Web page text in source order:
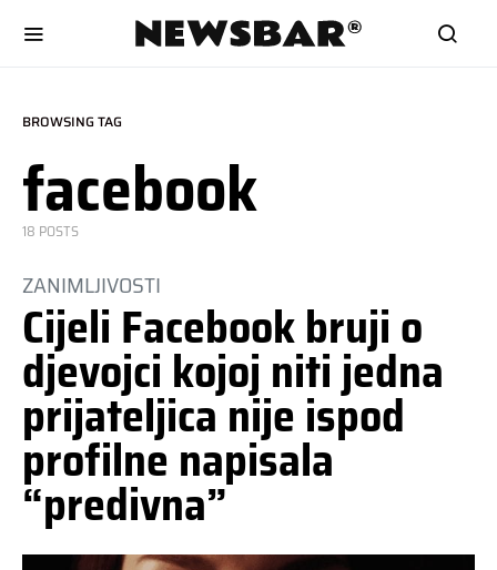
BROWSING TAG
facebook
18 POSTS
ZANIMLJIVOSTI
Cijeli Facebook bruji o
djevojci kojoj niti jedna
prijateljica nije ispod
profilne napisala
“predivna”